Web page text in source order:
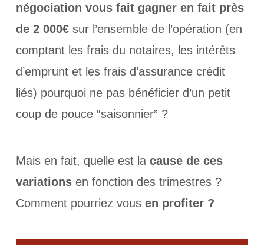
négociation vous fait gagner en fait près
de 2 000€sur l’ensemble de l’opération (en
comptant les frais du notaires, les intérêts
d’emprunt et les frais d’assurance crédit
liés) pourquoi ne pas bénéficier d’un petit
coup de pouce “saisonnier” ?
Mais en fait, quelle est la cause de ces
variationsen fonction des trimestres ?
Comment pourriez vous en profiter ?